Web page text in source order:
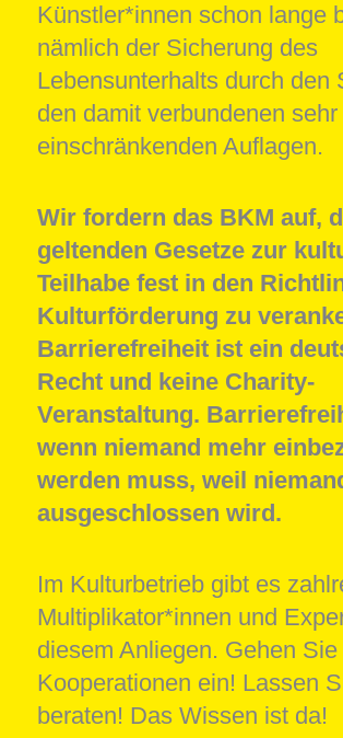
Künstler*innen schon lange
nämlich der Sicherung des
Lebensunterhalts durch den
den damit verbundenen sehr
einschränkenden Auflagen.
Wir fordern das BKM auf,
geltenden Gesetze zur
Teilhabe fest in den
Kulturförderung zu
Barrierefreiheit ist ein
Recht und keine Charity-
Veranstaltung.
wenn niemand mehr
werden muss, weil
ausgeschlossen wird.
Im Kulturbetrieb gibt es
Multiplikator*innen und
diesem Anliegen. Gehen Sie
Kooperationen ein! Lassen
beraten! Das Wissen ist da!